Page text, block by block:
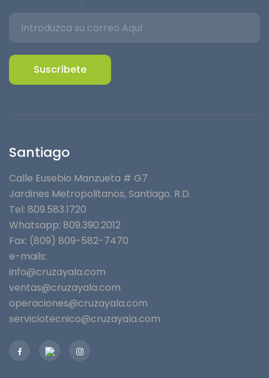
Suscríbete
Santiago
Calle Eusebio Manzueta # G7
Jardines Metropolitanos⁣, Santiago. R.D.
Tel: 809.583.1720
Whatsapp: 809.390.2012
Fax: (809) 809-582-7470
e-mails:
info@cruzayala.com
ventas@cruzayala.com
operaciones@cruzayala.com
serviciotecnico@cruzayala.com